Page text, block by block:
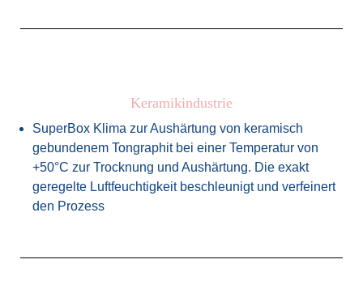
Keramikindustrie
SuperBox Klima zur Aushärtung von keramisch
gebundenem Tongraphit bei einer Temperatur von
+50°C zur Trocknung und Aushärtung. Die exakt
geregelte Luftfeuchtigkeit beschleunigt und verfeinert
den Prozess